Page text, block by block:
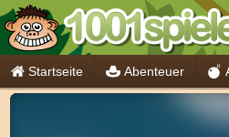
Startseite Abenteuer